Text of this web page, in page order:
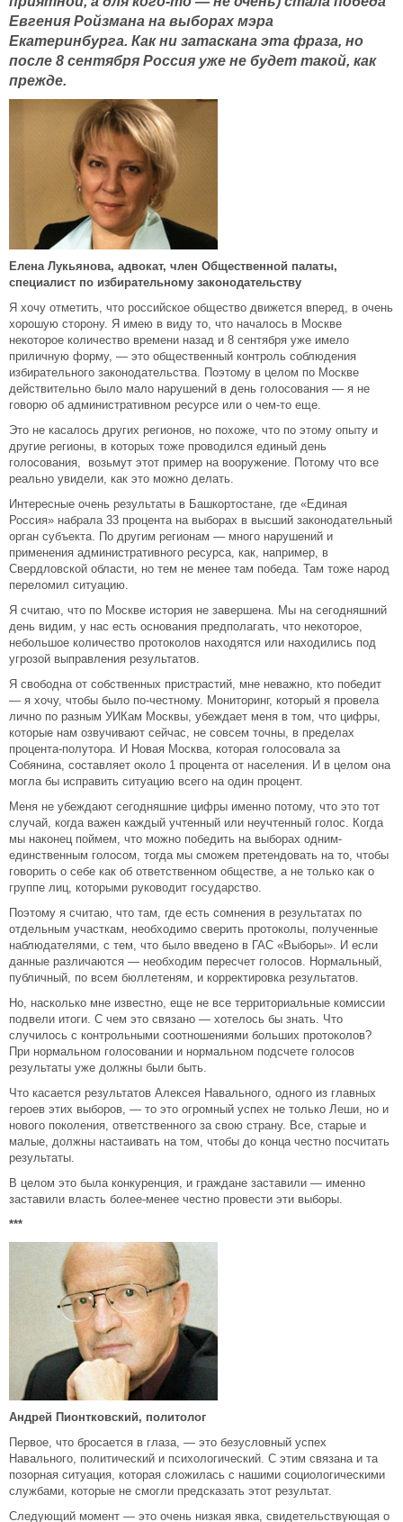
Евгения Ройзмана на выборах мэра
Екатеринбурга. Как ни затаскана эта фраза, но
после 8 сентября Россия уже не будет такой, как
прежде.
Елена Лукьянова, адвокат, член Общественной палаты,
специалист по избирательному законодательству
Я хочу отметить, что российское общество движется вперед, в очень
хорошую сторону. Я имею в виду то, что началось в Москве
некоторое количество времени назад и 8 сентября уже имело
приличную форму, — это общественный контроль соблюдения
избирательного законодательства. Поэтому в целом по Москве
действительно было мало нарушений в день голосования — я не
говорю об административном ресурсе или о чем-то еще.
Это не касалось других регионов, но похоже, что по этому опыту и
другие регионы, в которых тоже проводился единый день
голосования, возьмут этот пример на вооружение. Потому что все
реально увидели, как это можно делать.
Интересные очень результаты в Башкортостане, где «Единая
Россия» набрала 33 процента на выборах в высший законодательный
орган субъекта. По другим регионам — много нарушений и
применения административного ресурса, как, например, в
Свердловской области, но тем не менее там победа. Там тоже народ
переломил ситуацию.
Я считаю, что по Москве история не завершена. Мы на сегодняшний
день видим, у нас есть основания предполагать, что некоторое,
небольшое количество протоколов находятся или находились под
угрозой выправления результатов.
Я свободна от собственных пристрастий, мне неважно, кто победит
— я хочу, чтобы было по-честному. Мониторинг, который я провела
лично по разным УИКам Москвы, убеждает меня в том, что цифры,
которые нам озвучивают сейчас, не совсем точны, в пределах
процента-полутора. И Новая Москва, которая голосовала за
Собянина, составляет около 1 процента от населения. И в целом она
могла бы исправить ситуацию всего на один процент.
Меня не убеждают сегодняшние цифры именно потому, что это тот
случай, когда важен каждый учтенный или неучтенный голос. Когда
мы наконец поймем, что можно победить на выборах одним-
единственным голосом, тогда мы сможем претендовать на то, чтобы
говорить о себе как об ответственном обществе, а не только как о
группе лиц, которыми руководит государство.
Поэтому я считаю, что там, где есть сомнения в результатах по
отдельным участкам, необходимо сверить протоколы, полученные
наблюдателями, с тем, что было введено в ГАС «Выборы». И если
данные различаются — необходим пересчет голосов. Нормальный,
публичный, по всем бюллетеням, и корректировка результатов.
Но, насколько мне известно, еще не все территориальные комиссии
подвели итоги. С чем это связано — хотелось бы знать. Что
случилось с контрольными соотношениями больших протоколов?
При нормальном голосовании и нормальном подсчете голосов
результаты уже должны были быть.
Что касается результатов Алексея Навального, одного из главных
героев этих выборов, — то это огромный успех не только Леши, но и
нового поколения, ответственного за свою страну. Все, старые и
малые, должны настаивать на том, чтобы до конца честно посчитать
результаты.
В целом это была конкуренция, и граждане заставили — именно
заставили власть более-менее честно провести эти выборы.
***
Андрей Пионтковский, политолог
Первое, что бросается в глаза, — это безусловный успех
Навального, политический и психологический. С этим связана и та
позорная ситуация, которая сложилась с нашими социологическими
службами, которые не смогли предсказать этот результат.
Следующий момент — это очень низкая явка, свидетельствующая о